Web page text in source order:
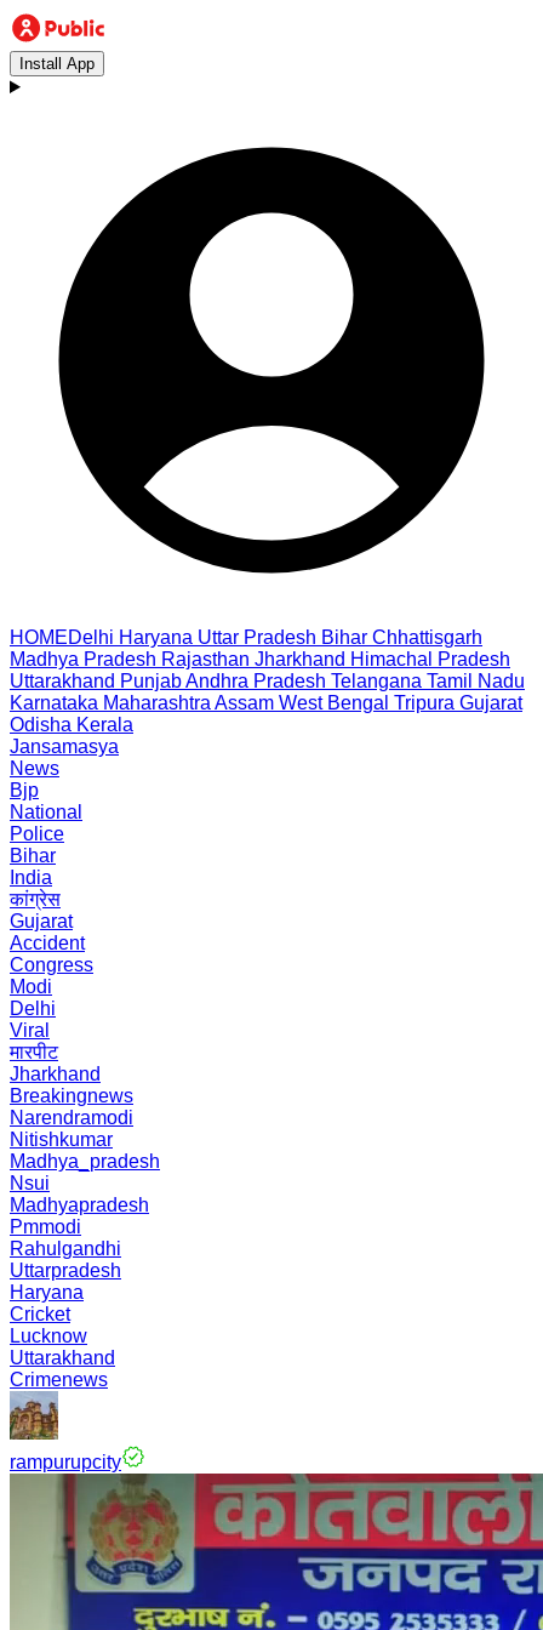
Install App
HOMEDelhi Haryana Uttar Pradesh Bihar Chhattisgarh
Madhya Pradesh Rajasthan Jharkhand Himachal Pradesh
Uttarakhand PunjabAndhra Pradesh Telangana Tamil Nadu
Karnataka Maharashtra Assam West Bengal Tripura Gujarat
Odisha Kerala
Jansamasya
News
Bjp
National
Police
Bihar
India
कांग्रेस
Gujarat
Accident
Congress
Modi
Delhi
Viral
मारपीट
Jharkhand
Breakingnews
Narendramodi
Nitishkumar
Madhya_pradesh
Nsui
Madhyapradesh
Pmmodi
Rahulgandhi
Uttarpradesh
Haryana
Cricket
Lucknow
Uttarakhand
Crimenews
rampurupcity